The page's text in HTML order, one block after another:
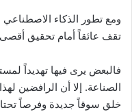
ومع تطور الذكاء الاصطناعي
تقف عائقاً أمام تحقيق أقصى
فالبعض يرى فيها تهديداً
الصناعة. إلا أن الرافضين
خلق سوقاً جديدة وفرصاً